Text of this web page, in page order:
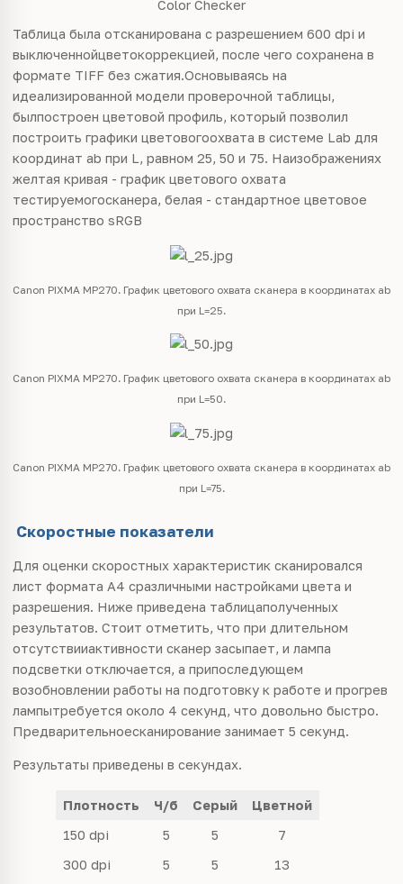
Таблица была отсканирована с разрешением 600 dpi и
выключеннойцветокоррекцией, после чего сохранена в
формате TIFF без сжатия.Основываясь на
идеализированной модели проверочной таблицы,
былпостроен цветовой профиль, который позволил
построить графики цветовогоохвата в системе Lab для
координат ab при L, равном 25, 50 и 75. Наизображениях
желтая кривая - график цветового охвата
тестируемогосканера, белая - стандартное цветовое
пространство sRGB
Canon PIXMA MP270. График цветового охвата сканера в координатах ab
при L=25.
Canon PIXMA MP270. График цветового охвата сканера в координатах ab
при L=50.
Canon PIXMA MP270. График цветового охвата сканера в координатах ab
при L=75.
Скоростные показатели
Для оценки скоростных характеристик сканировался
лист формата А4 сразличными настройками цвета и
разрешения. Ниже приведена таблицаполученных
результатов. Стоит отметить, что при длительном
отсутствииактивности сканер засыпает, и лампа
подсветки отключается, а припоследующем
возобновлении работы на подготовку к работе и прогрев
лампытребуется около 4 секунд, что довольно быстро.
Предварительноесканирование занимает 5 секунд.
Результаты приведены в секундах.
Плотность Ч/б Серый
Цветной
150 dpi
5 5
7
300 dpi
5 5
13